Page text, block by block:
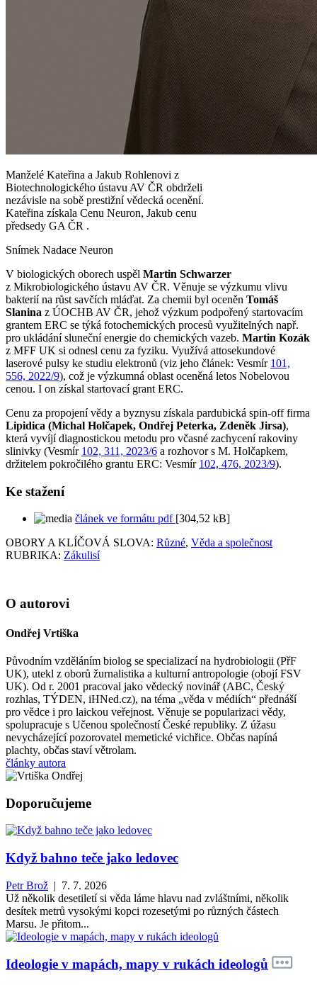
Manželé Kateřina a Jakub Rohlenovi z
Biotechnologického ústavu AV ČR obdrželi
nezávisle na sobě prestižní vědecká ocenění.
Kateřina získala Cenu Neuron, Jakub cenu
předsedy GA ČR .
Snímek Nadace Neuron
V biologických oborech uspěl Martin Schwarzer
z Mikrobiologického ústavu AV ČR. Věnuje se výzkumu vlivu
bakterií na růst savčích mláďat. Za chemii byl oceněn Tomáš
Slanina z ÚOCHB AV ČR, jehož výzkum podpořený startovacím
grantem ERC se týká fotochemických procesů využitelných např.
pro ukládání sluneční energie do chemických vazeb. Martin Kozák
z MFF UK si odnesl cenu za fyziku. Využívá attosekundové
laserové pulsy ke studiu elektronů (viz jeho článek: Vesmír 101,
556, 2022/9), což je výzkumná oblast oceněná letos Nobelovou
cenou. I on získal startovací grant ERC.
Cenu za propojení vědy a byznysu získala pardubická spin-off firma
Lipidica (Michal Holčapek, Ondřej Peterka, Zdeněk Jirsa),
která vyvíjí diagnostickou metodu pro včasné zachycení rakoviny
slinivky (Vesmír 102, 311, 2023/6 a rozhovor s M. Holčapkem,
držitelem pokročilého grantu ERC: Vesmír 102, 476, 2023/9).
Ke stažení
článek ve formátu pdf [304,52 kB]
OBORY A KLÍČOVÁ SLOVA: Různé, Věda a společnost
RUBRIKA: Zákulisí
O autorovi
Ondřej Vrtiška
Původním vzděláním biolog se specializací na hydrobiologii (PřF
UK), utekl z oborů žurnalistika a kulturní antropologie (obojí FSV
UK). Od r. 2001 pracoval jako vědecký novinář (ABC, Český
rozhlas, TÝDEN, iHNed.cz), na téma „věda v médiích“ přednáší
pro vědce i pro laickou veřejnost. Věnuje se popularizaci vědy,
spolupracuje s Učenou společností České republiky. Z úžasu
nevycházející pozorovatel memetické vichřice. Občas napíná
plachty, občas staví větrolam.
články autora
Doporučujeme
Když bahno teče jako ledovec
Petr Brož | 7. 7. 2026
Už několik desetiletí si věda láme hlavu nad zvláštními, několik
desítek metrů vysokými kopci rozesetými po různých částech
Marsu. Je přitom...
Ideologie v mapách, mapy v rukách ideologů